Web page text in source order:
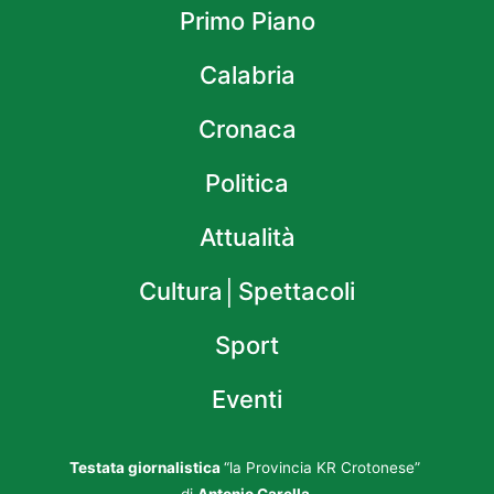
Primo Piano
Calabria
Cronaca
Politica
Attualità
Cultura│Spettacoli
Sport
Eventi
Testata giornalistica “la Provincia KR Crotonese”